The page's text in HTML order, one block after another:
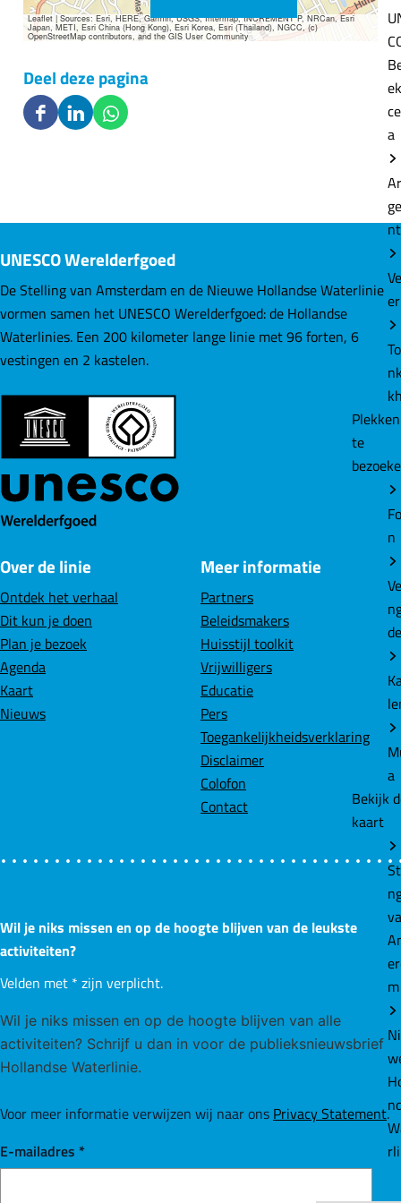
a
er
te
n
a
Bekijk
kaart
m
Leaflet|Sources: Esri, HERE, Garmin, USGS, Intermap, INCREMENT P, NRCan, Esri
Japan, METI, Esri China (Hong Kong), Esri Korea, Esri (Thailand), NGCC, (c)
OpenStreetMap contributors, and the GIS User Community
Deel deze pagina
D
z
e
p
a
g
n
a
o
p
F
a
e
b
o
o
k
D
z
e
p
a
g
n
p
L
i
k
d
I
n
D
z
e
p
a
g
n
a
o
p
W
A
UNESCO Werelderfgoed
De Stelling van Amsterdam en de Nieuwe Hollandse Waterlinie
vormen samen het UNESCO Werelderfgoed: de Hollandse
Waterlinies. Een 200 kilometer lange linie met 96 forten, 6
vestingen en 2 kastelen.
Over de linie
Ontdek het verhaal
Dit kun je doen
Plan je bezoek
Agenda
Kaart
Nieuws
Meer informatie
Partners
Beleidsmakers
Huisstijl toolkit
Vrijwilligers
Educatie
Pers
Toegankelijkheidsverklaring
Disclaimer
Colofon
Contact
Wil je niks missen en op de hoogte blijven van de leukste
activiteiten?
Velden met * zijn verplicht.
Wil je niks missen en op de hoogte blijven van alle
activiteiten? Schrijf u dan in voor de publieksnieuwsbrief
Hollandse Waterlinie.
Voor meer informatie verwijzen wij naar ons Privacy Statement.
E-mailadres *